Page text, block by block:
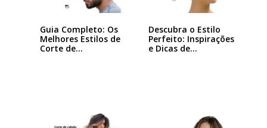
Guia Completo: Os
Melhores Estilos de
Corte de…
Descubra o Estilo
Perfeito: Inspirações
e Dicas de…